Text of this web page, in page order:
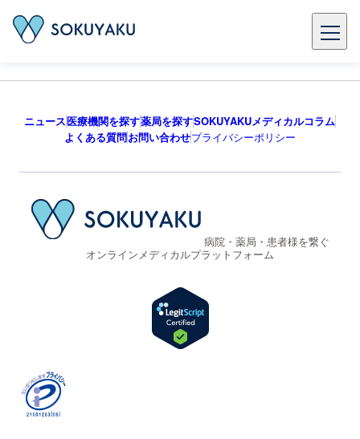
ニュース医療機関を探す薬局を探すSOKUYAKUメディカルコラム
よくある質問お問い合わせプライバシーポリシー
病院・薬局・患者様を繋ぐ
オンラインメディカルプラットフォーム